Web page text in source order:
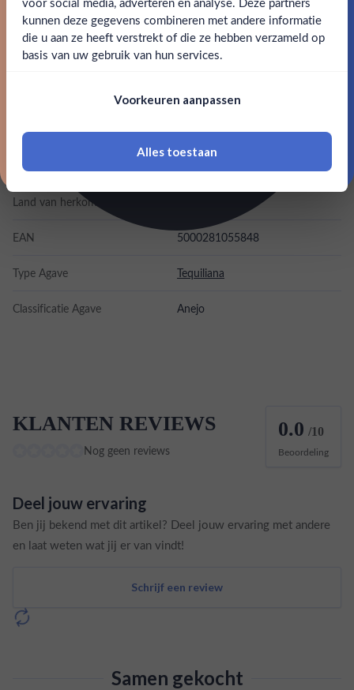
Ja Nee
18 jaar of ouder zijn
SPECIFICATIES
Alcohol 40.00%
Don Julio
Kleurstoffen
Inhoud
Land van herkomst
EAN 5000281055848
Type Agave Tequiliana
Classificatie Agave Anejo
KLANTEN REVIEWS
Nog geen reviews
0.0 /10
Beoordeling
Deel jouw ervaring
Ben jij bekend met dit artikel? Deel jouw ervaring met andere
en laat weten wat jij er van vindt!
Schrijf een review
Samen gekocht
kunnen deze gegevens combineren met andere informatie
die u aan ze heeft verstrekt of die ze hebben verzameld op
basis van uw gebruik van hun services.
Voorkeuren aanpassen
Alles toestaan
Claim mijn korting